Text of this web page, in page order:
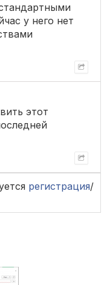
у него нет
этот
регистрация/